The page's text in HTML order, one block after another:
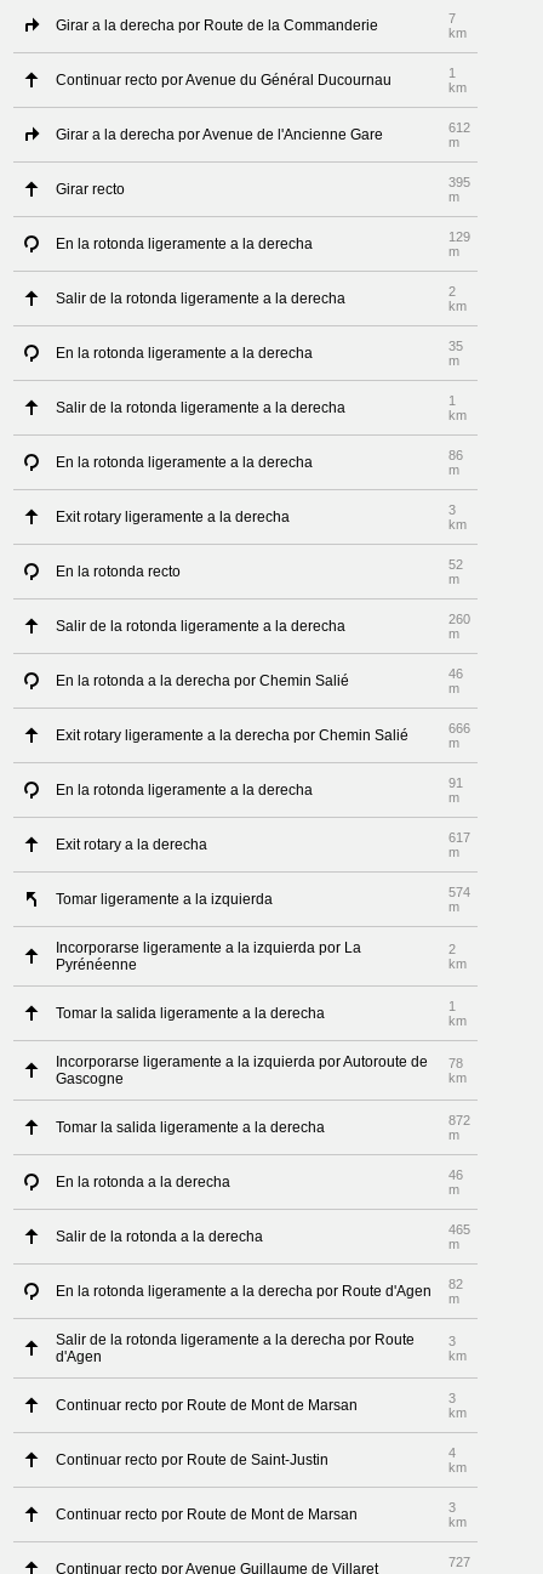
Girar a la derecha por Route de la Commanderie
7
km
Continuar recto por Avenue du Général Ducournau
1
km
Girar a la derecha por Avenue de l'Ancienne Gare
612
m
Girar recto
395
m
En la rotonda ligeramente a la derecha
129
m
Salir de la rotonda ligeramente a la derecha
2
km
En la rotonda ligeramente a la derecha
35
m
Salir de la rotonda ligeramente a la derecha
1
km
En la rotonda ligeramente a la derecha
86
m
Exit rotary ligeramente a la derecha
3
km
En la rotonda recto
52
m
Salir de la rotonda ligeramente a la derecha
260
m
En la rotonda a la derecha por Chemin Salié
46
m
Exit rotary ligeramente a la derecha por Chemin Salié
666
m
En la rotonda ligeramente a la derecha
91
m
Exit rotary a la derecha
617
m
Tomar ligeramente a la izquierda
574
m
Incorporarse ligeramente a la izquierda por La
Pyrénéenne
2
km
Tomar la salida ligeramente a la derecha
1
km
Incorporarse ligeramente a la izquierda por Autoroute de
Gascogne
78
km
Tomar la salida ligeramente a la derecha
872
m
En la rotonda a la derecha
46
m
Salir de la rotonda a la derecha
465
m
En la rotonda ligeramente a la derecha por Route d'Agen
82
m
Salir de la rotonda ligeramente a la derecha por Route
d'Agen
3
km
Continuar recto por Route de Mont de Marsan
3
km
Continuar recto por Route de Saint-Justin
4
km
Continuar recto por Route de Mont de Marsan
3
km
Continuar recto por Avenue Guillaume de Villaret
727